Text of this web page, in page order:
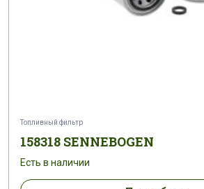
Топливный фильтр
158318 SENNEBOGEN
Есть в наличии